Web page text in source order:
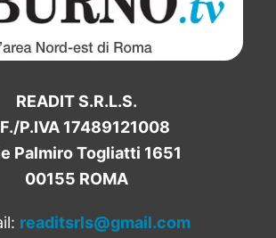
READIT S.R.L.S.
P.IVA 17489121008
Palmiro Togliatti 1651
00155 ROMA
readitsrls@gmail.com